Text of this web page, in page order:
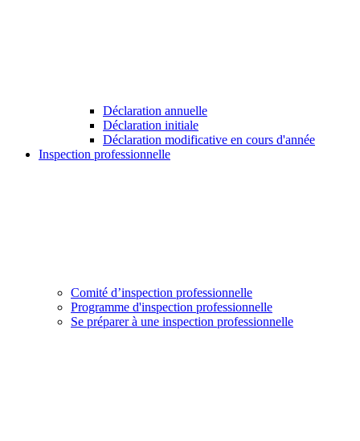
Déclaration annuelle
Déclaration initiale
Déclaration modificative en cours d'année
Inspection professionnelle
Comité d’inspection professionnelle
Programme d'inspection professionnelle
Se préparer à une inspection professionnelle